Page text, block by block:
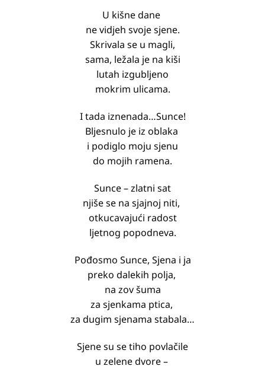
U kišne dane
ne vidjeh svoje sjene.
Skrivala se u magli,
sama, ležala je na kiši
lutah izgubljeno
mokrim ulicama.
I tada iznenada…Sunce!
Bljesnulo je iz oblaka
i podiglo moju sjenu
do mojih ramena.
Sunce – zlatni sat
njiše se na sjajnoj niti,
otkucavajući radost
ljetnog popodneva.
Pođosmo Sunce, Sjena i ja
preko dalekih polja,
na zov šuma
za sjenkama ptica,
za dugim sjenama stabala…
Sjene su se tiho povlačile
u zelene dvore –